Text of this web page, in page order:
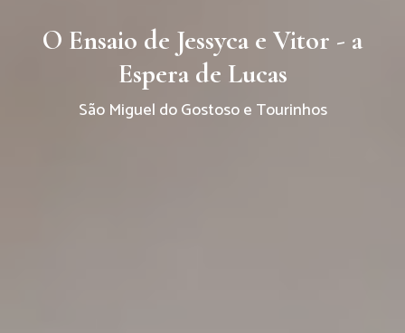
O Ensaio de Jessyca e Vitor - a
Espera de Lucas
São Miguel do Gostoso e Tourinhos